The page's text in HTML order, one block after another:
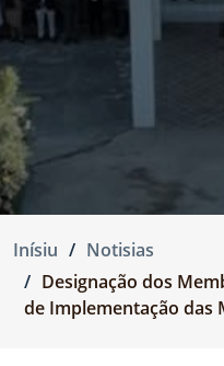
Inísiu
Notisias
Designação dos
de Implementação das